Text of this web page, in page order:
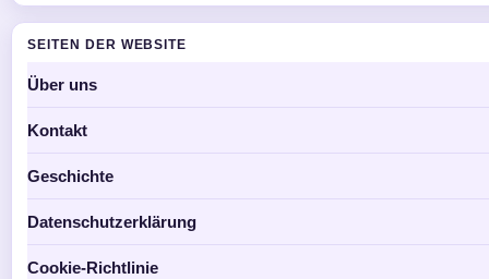
SEITEN DER WEBSITE
Über uns
Kontakt
Geschichte
Datenschutzerklärung
Cookie-Richtlinie